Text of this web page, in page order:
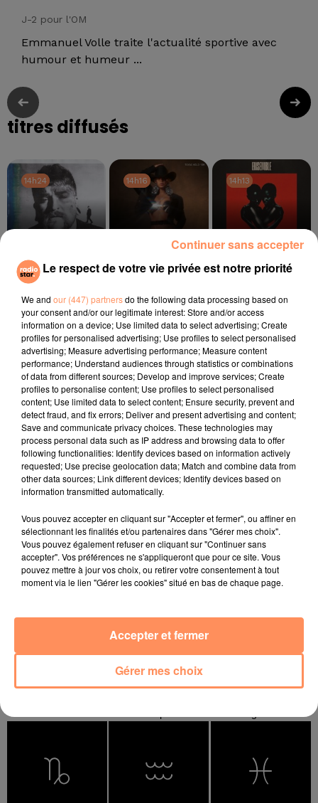
J-2 pour l'OM
Emmanuel Volle traite l'actualité sportive avec
humour et humeur ...
titres diffusés
14h24
14h24
TEDDY SWIMS
Mr Know It All
14h16
14h16
BEYONCE
14h13
14h13
CORNEILLE, VITAA
l'horoscope
Bélier Taureau Gémeaux
Le respect de votre vie privée est notre priorité
We and our (447) partnersdo the following data processing based on
your consent and/or our legitimate interest: Store and/or access
information on a device; Use limited data to select advertising; Create
profiles for personalised advertising; Use profiles to select personalised
advertising; Measure advertising performance; Measure content
performance; Understand audiences through statistics or combinations
of data from different sources; Develop and improve services; Create
profiles to personalise content; Use profiles to select personalised
content; Use limited data to select content; Ensure security, prevent and
detect fraud, and fix errors; Deliver and present advertising and content;
Save and communicate privacy choices. These technologies may
process personal data such as IP address and browsing data to offer
following functionalities: Identify devices based on information actively
requested; Use precise geolocation data; Match and combine data from
other data sources; Link different devices; Identify devices based on
information transmitted automatically.
Vous pouvez accepter en cliquant sur "Accepter et fermer", ou affiner en
sélectionnant les finalités et/ou partenaires dans "Gérer mes choix".
Vous pouvez également refuser en cliquant sur "Continuer sans
accepter". Vos préférences ne s'appliqueront que pour ce site. Vous
pouvez mettre à jour vos choix, ou retirer votre consentement à tout
moment via le lien "Gérer les cookies" situé en bas de chaque page.
Gérer mes choix
Accepter et fermer
Continuer sans accepter